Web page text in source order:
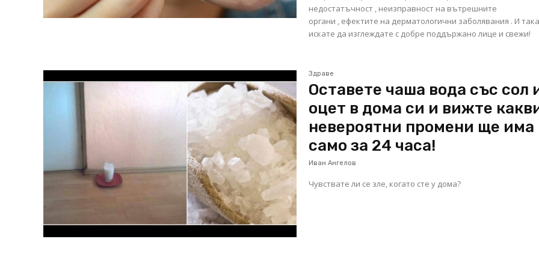
недостатъчност , неизправност на вътрешните
органи , ефектите на дерматологични заболявания . И
искате да изглеждате с добре поддържано лице и свежи!
Здраве
Оставете чаша вода със сол
оцет в дома си и вижте
невероятни промени ще има
само за 24 часа!
Иван Ангелов
Чувствате ли се зле, когато сте у дома?